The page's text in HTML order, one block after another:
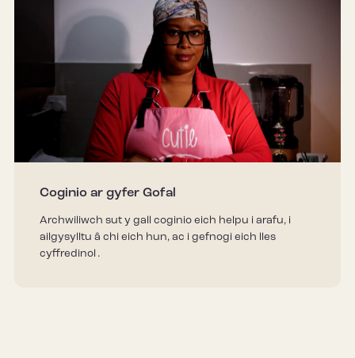
Coginio ar gyfer Gofal
Archwiliwch sut y gall coginio eich helpu i arafu, i
ailgysylltu â chi eich hun, ac i gefnogi eich lles
cyffredinol .